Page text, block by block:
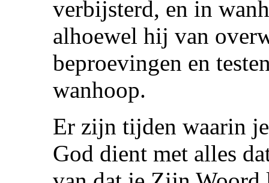
verbijsterd, en in
alhoewel hij van
beproevingen en
wanhoop.
Er zijn tijden waarin
God dient met alles